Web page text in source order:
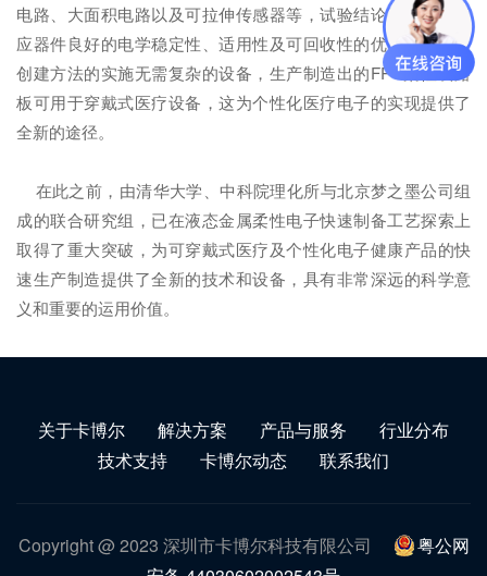
电路、大面积电路以及可拉伸传感器等，试验结论展示出各相
应器件良好的电学稳定性、适用性及可回收性的优点。文中所
创建方法的实施无需复杂的设备，生产制造出的FPC柔性线路
板可用于穿戴式医疗设备，这为个性化医疗电子的实现提供了
全新的途径。
在此之前，由清华大学、中科院理化所与北京梦之墨公司组
成的联合研究组，已在液态金属柔性电子快速制备工艺探索上
取得了重大突破，为可穿戴式医疗及个性化电子健康产品的快
速生产制造提供了全新的技术和设备，具有非常深远的科学意
义和重要的运用价值。
关于卡博尔 解决方案 产品与服务
行业分布
技术支持
卡博尔动态 联系我们
Copyright @ 2023 深圳市卡博尔科技有限公司
粤公网